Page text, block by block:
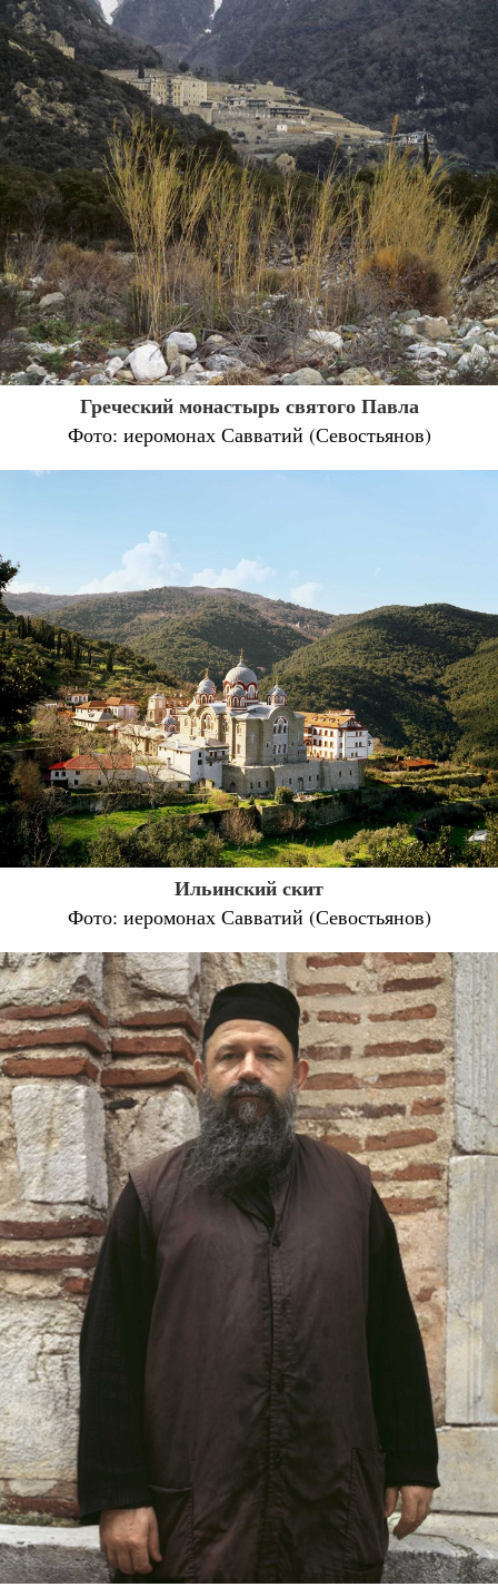
Греческий монастырь святого Павла
Фото: иеромонах Савватий (Севостьянов)
Ильинский скит
Фото: иеромонах Савватий (Севостьянов)